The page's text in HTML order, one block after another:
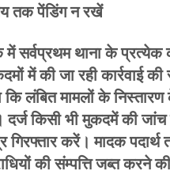
तक पेंडिंग न रखें
थाना के प्रत्येक
में की जा रही कार्रवाई
लंबित मामलों के
दर्ज किसी भी मुकदमें की
करें। मादक पदार्थ
की संम्पत्ति जब्त करने